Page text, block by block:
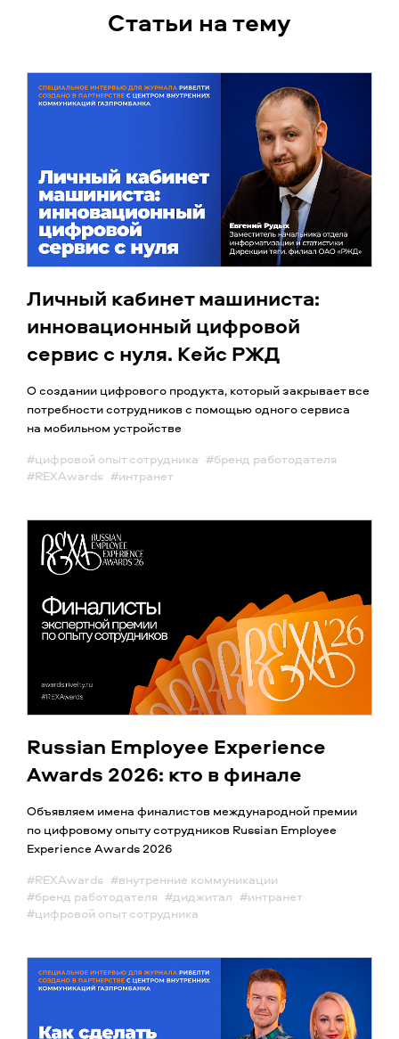
Статьи на тему
Личный кабинет машиниста:
инновационный цифровой
сервис с нуля. Кейс РЖД
О создании цифрового продукта, который закрывает все
потребности сотрудников с помощью одного сервиса
на мобильном устройстве
#цифровой опыт сотрудника #бренд работодателя
#REXAwards #интранет
Russian Employee Experience
Awards 2026: кто в финале
Объявляем имена финалистов международной премии
по цифровому опыту сотрудников Russian Employee
Experience Awards 2026
#REXAwards #внутренние коммуникации
#бренд работодателя #диджитал #интранет
#цифровой опыт сотрудника